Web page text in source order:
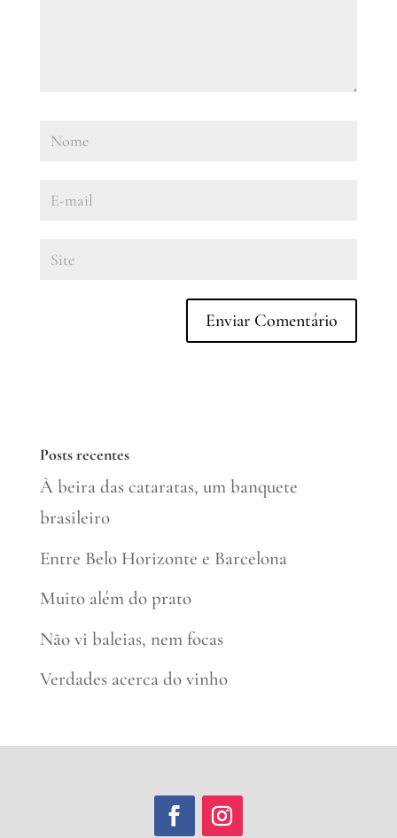
Posts recentes
À beira das cataratas, um banquete
brasileiro
Entre Belo Horizonte e Barcelona
Muito além do prato
Não vi baleias, nem focas
Verdades acerca do vinho